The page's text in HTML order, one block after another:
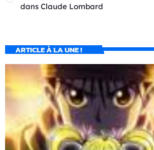
dans Claude Lombard
ARTICLE À LA UNE !